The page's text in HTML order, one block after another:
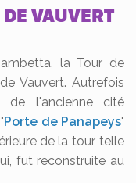
VAUVERT
la Tour de
Vauvert. Autrefois
de l'ancienne cité
Porte de Panapeys"
de la tour, telle
fut reconstruite au